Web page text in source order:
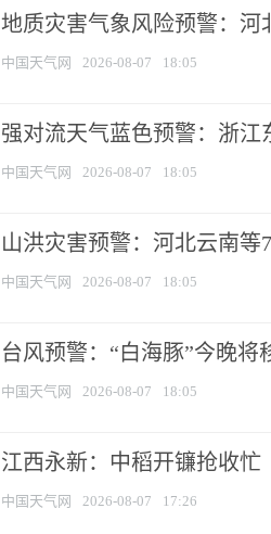
地质灾害气象风险预警：河
中国天气网 2026-08-07 18:05
强对流天气蓝色预警：浙江
中国天气网 2026-08-07 18:05
山洪灾害预警：河北云南
中国天气网 2026-08-07 18:05
台风预警：“白海豚”今晚将
中国天气网 2026-08-07 18:05
江西永新：中稻开镰抢收忙
中国天气网 2026-08-07 17:26